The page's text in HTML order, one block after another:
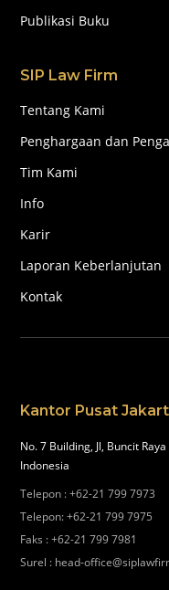
Publikasi Buku
SIP Law Firm
Tentang Kami
Penghargaan dan
Tim Kami
Info
Karir
Laporan Keberlanjutan
Kontak
Kantor Pusat
No. 7 Building, Jl, Buncit
Indonesia
Telepon :+62-21 799 7973
Telepon:+62-21 799 7975
Faks :+62-21 799 7981
Surel : head-